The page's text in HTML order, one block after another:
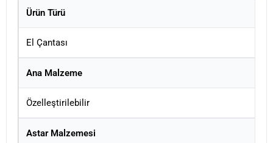
Ürün Türü
El Çantası
Ana Malzeme
Özelleştirilebilir
Astar Malzemesi